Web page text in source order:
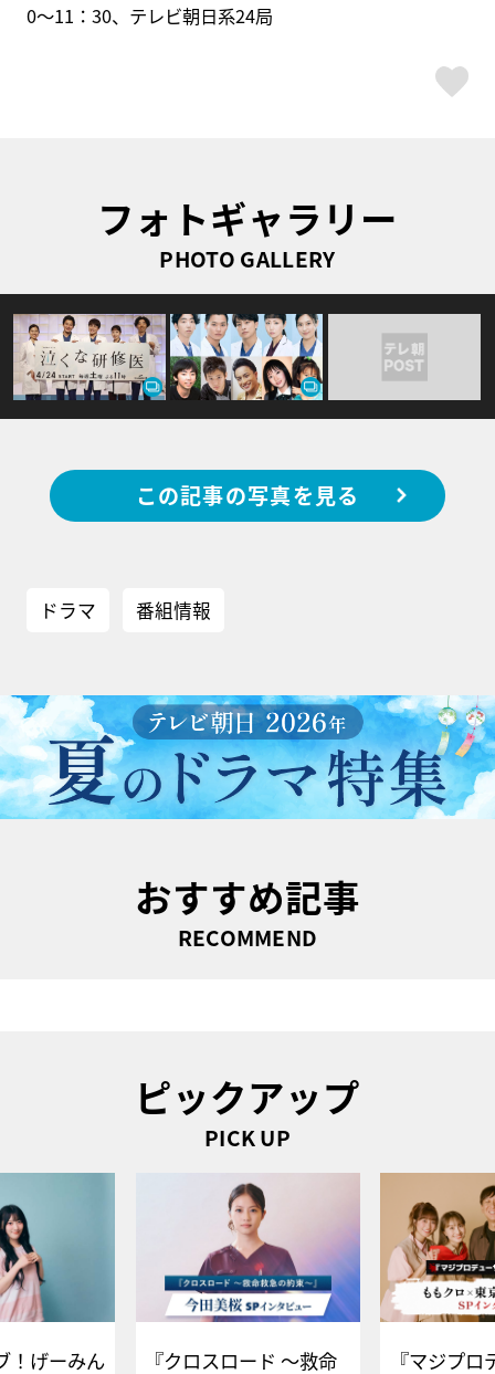
0〜11：30、テレビ朝日系24局
フォトギャラリー
PHOTO GALLERY
この記事の写真を見る
ドラマ 番組情報
おすすめ記事
RECOMMEND
ピックアップ
PICK UP
！げーみん 『クロスロード ～救命 『マジプロ